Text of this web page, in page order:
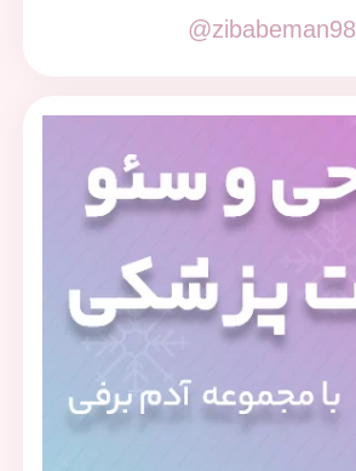
@zibabeman98